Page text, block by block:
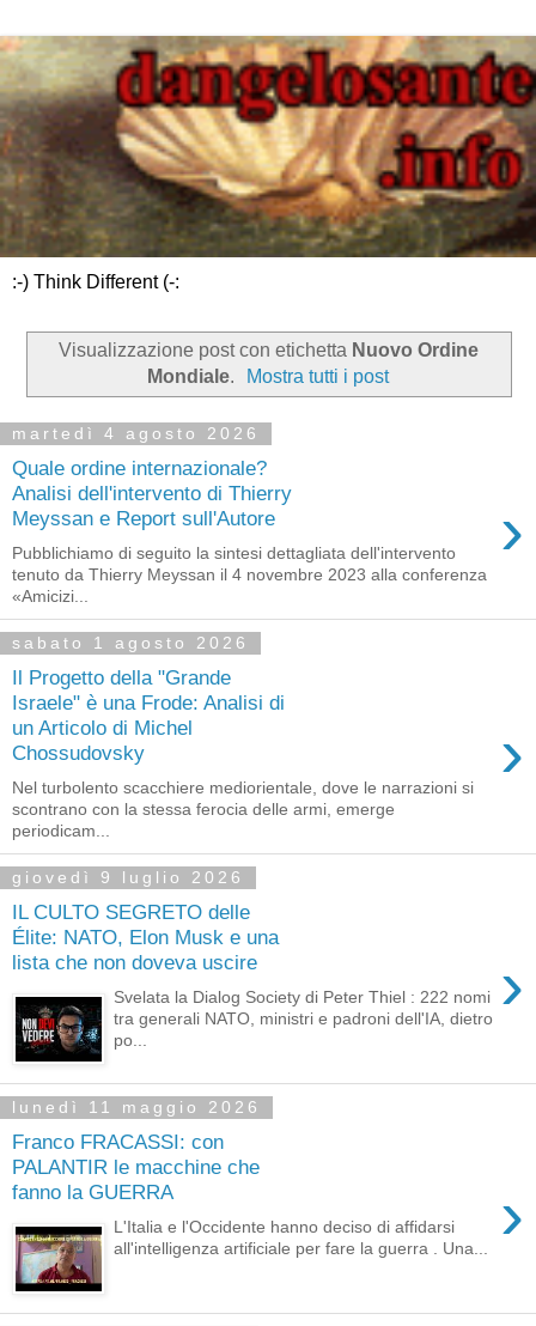
:-) Think Different (-:
Visualizzazione post con etichetta Nuovo Ordine
Mondiale. Mostra tutti i post
martedì 4 agosto 2026
Quale ordine internazionale?
Analisi dell'intervento di Thierry
Meyssan e Report sull'Autore
›
Pubblichiamo di seguito la sintesi dettagliata dell'intervento
tenuto da Thierry Meyssan il 4 novembre 2023 alla conferenza
«Amicizi...
sabato 1 agosto 2026
Il Progetto della "Grande
Israele" è una Frode: Analisi di
un Articolo di Michel
Chossudovsky
›
Nel turbolento scacchiere mediorientale, dove le narrazioni si
scontrano con la stessa ferocia delle armi, emerge
periodicam...
giovedì 9 luglio 2026
IL CULTO SEGRETO delle
Élite: NATO, Elon Musk e una
lista che non doveva uscire
›
Svelata la Dialog Society di Peter Thiel : 222 nomi
tra generali NATO, ministri e padroni dell'IA, dietro
po...
lunedì 11 maggio 2026
Franco FRACASSI: con
PALANTIR le macchine che
fanno la GUERRA
›
L'Italia e l'Occidente hanno deciso di affidarsi
all'intelligenza artificiale per fare la guerra . Una...